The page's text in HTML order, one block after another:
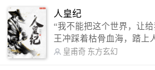
人皇纪
“我不能把这个世界，让给我
王冲踩着枯骨血海，踏上
倒，扶大厦之将倾，成就了
皇甫奇 东方玄幻